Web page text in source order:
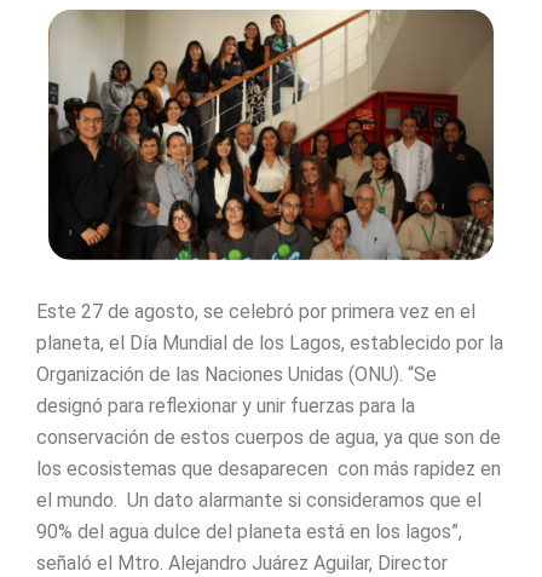
Este 27 de agosto, se celebró por primera vez en el
planeta, el Día Mundial de los Lagos, establecido por la
Organización de las Naciones Unidas (ONU). “Se
designó para reflexionar y unir fuerzas para la
conservación de estos cuerpos de agua, ya que son de
los ecosistemas que desaparecen con más rapidez en
el mundo. Un dato alarmante si consideramos que el
90% del agua dulce del planeta está en los lagos”,
señaló el Mtro. Alejandro Juárez Aguilar, Director